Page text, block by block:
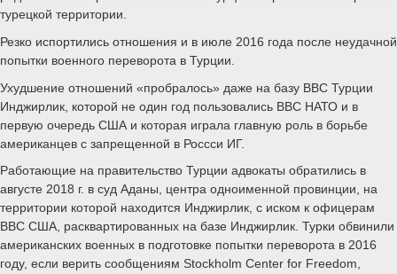
турецкой территории.
Резко испортились отношения и в июле 2016 года после неудачной
попытки военного переворота в Турции.
Ухудшение отношений «пробралось» даже на базу ВВС Турции
Инджирлик, которой не один год пользовались ВВС НАТО и в
первую очередь США и которая играла главную роль в борьбе
американцев с запрещенной в Россси ИГ.
Работающие на правительство Турции адвокаты обратились в
августе 2018 г. в суд Аданы, центра одноименной провинции, на
территории которой находится Инджирлик, с иском к офицерам
ВВС США, расквартированных на базе Инджирлик. Турки обвинили
американских военных в подготовке попытки переворота в 2016
году, если верить сообщениям Stockholm Center for Freedom,